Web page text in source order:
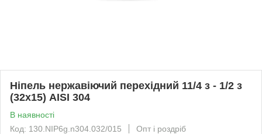
Ніпель нержавіючий перехідний 11/4 з - 1/2 з
(32х15) AISI 304
В наявності
Код: 130.NIP6g.n304.032/015
Опт і роздріб